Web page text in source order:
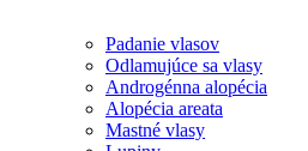
Padanie vlasov
Odlamujúce sa vlasy
Androgénna alopécia
Alopécia areata
Mastné vlasy